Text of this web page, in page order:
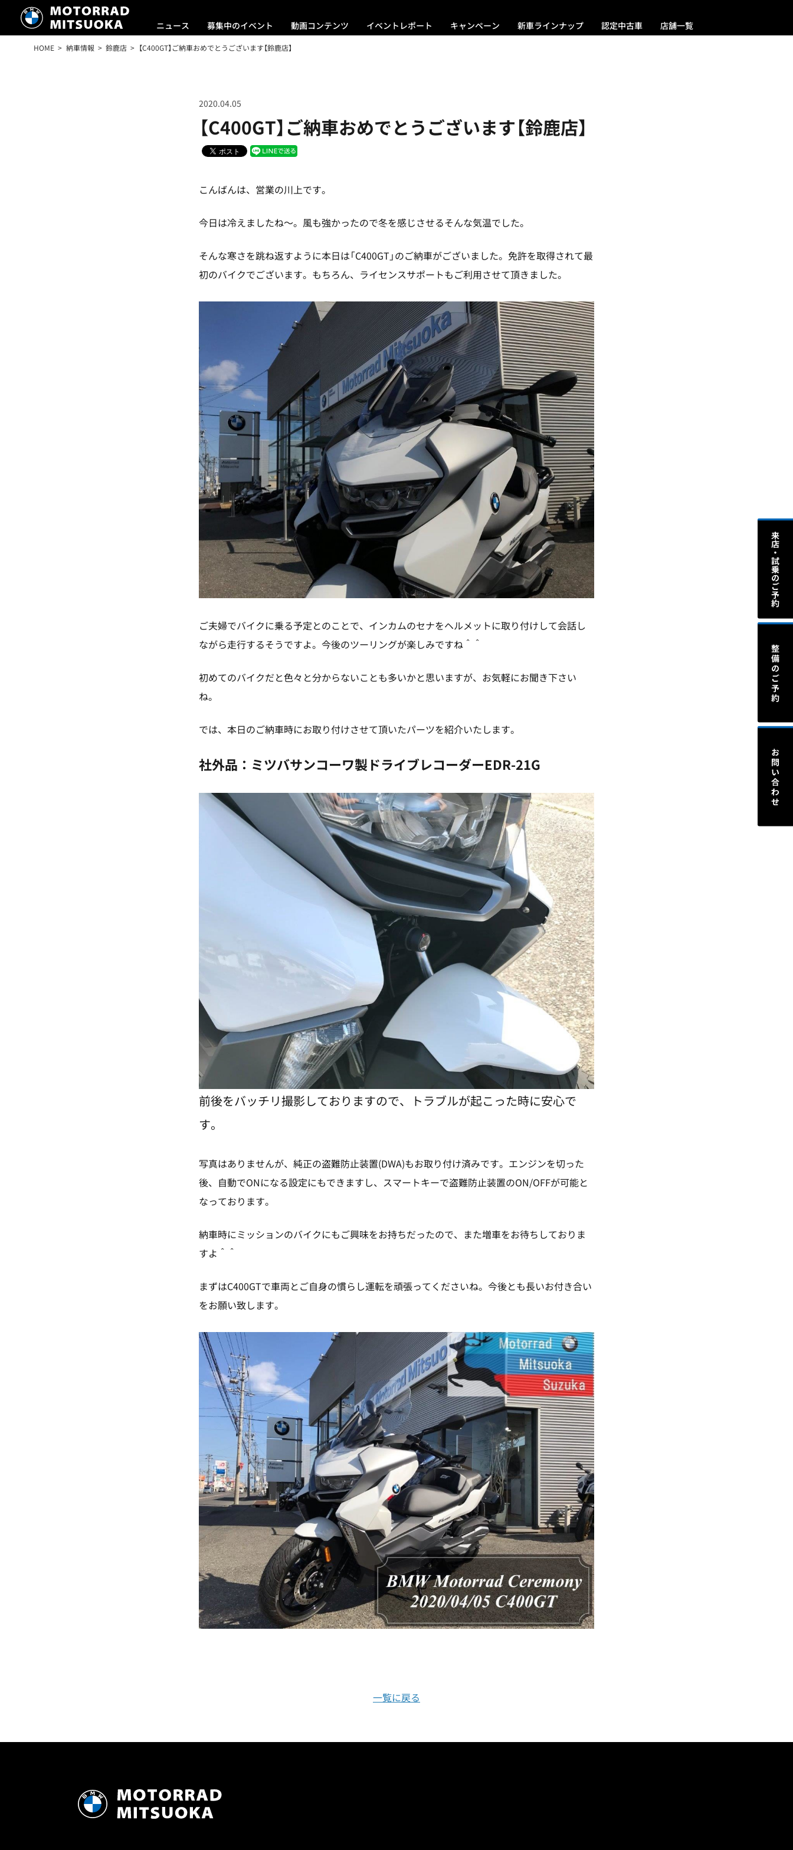
ニュース 募集中のイベント 動画コンテンツ イベントレポート キャンペーン 新車ラインナップ 認定中古車 店舗一覧
HOME 納車情報 鈴鹿店 【C400GT】ご納車おめでとうございます【鈴鹿店】
【C400GT】ご納車おめでとうございます【鈴鹿店】
2020.04.05
こんばんは、営業の川上です。
今日は冷えましたね～。風も強かったので冬を感じさせるそんな気温でした。
そんな寒さを跳ね返すように本日は「C400GT」のご納車がございました。免許を取得されて最
初のバイクでございます。もちろん、ライセンスサポートもご利用させて頂きました。
ご夫婦でバイクに乗る予定とのことで、インカムのセナをヘルメットに取り付けして会話し
ながら走行するそうですよ。今後のツーリングが楽しみですね＾＾
初めてのバイクだと色々と分からないことも多いかと思いますが、お気軽にお聞き下さい
ね。
では、本日のご納車時にお取り付けさせて頂いたパーツを紹介いたします。
社外品：ミツバサンコーワ製ドライブレコーダーEDR-21G
前後をバッチリ撮影しておりますので、トラブルが起こった時に安心で
す。
写真はありませんが、純正の盗難防止装置(DWA)もお取り付け済みです。エンジンを切った
後、自動でONになる設定にもできますし、スマートキーで盗難防止装置のON/OFFが可能と
なっております。
納車時にミッションのバイクにもご興味をお持ちだったので、また増車をお待ちしておりま
すよ＾＾
まずはC400GTで車両とご自身の慣らし運転を頑張ってくださいね。今後とも長いお付き合い
をお願い致します。
一覧に戻る